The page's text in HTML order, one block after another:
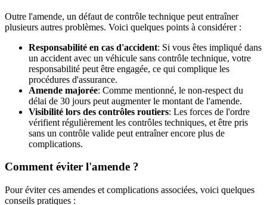
Outre l'amende, un défaut de contrôle technique peut entraîner
plusieurs autres problèmes. Voici quelques points à considérer :
Responsabilité en cas d'accident: Si vous êtes impliqué dans
un accident avec un véhicule sans contrôle technique, votre
responsabilité peut être engagée, ce qui complique les
procédures d'assurance.
Amende majorée: Comme mentionné, le non-respect du
délai de 30 jours peut augmenter le montant de l'amende.
Visibilité lors des contrôles routiers: Les forces de l'ordre
vérifient régulièrement les contrôles techniques, et être pris
sans un contrôle valide peut entraîner encore plus de
complications.
Comment éviter l'amende ?
Pour éviter ces amendes et complications associées, voici quelques
conseils pratiques :